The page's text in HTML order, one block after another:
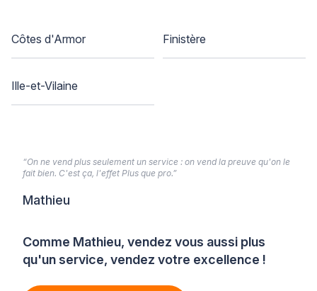
Côtes d'Armor Finistère
Ille-et-Vilaine
Comme Mathieu, vendez vous aussi plus
qu'un service, vendez votre excellence !
“On ne vend plus seulement un service : on vend la preuve qu'on le
fait bien. C'est ça, l'effet Plus que pro.”
Mathieu